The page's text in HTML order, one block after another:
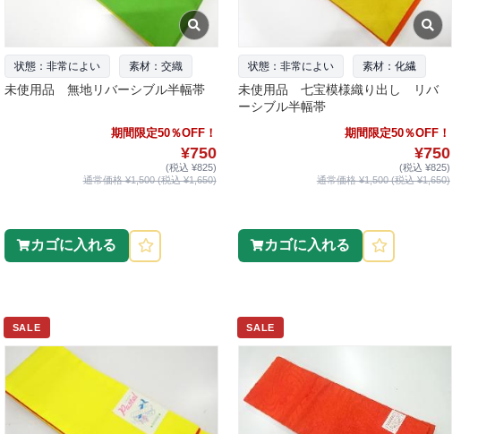
状態：非常によい 素材：交織
未使用品 無地リバーシブル半幅帯
期間限定50％OFF！
¥750
(税込 ¥825)
通常価格 ¥1,500 (税込 ¥1,650)
カゴに入れる
状態：非常によい 素材：化繊
未使用品 七宝模様織り出し リバ
ーシブル半幅帯
期間限定50％OFF！
¥750
(税込 ¥825)
通常価格 ¥1,500 (税込 ¥1,650)
カゴに入れる
SALE SALE